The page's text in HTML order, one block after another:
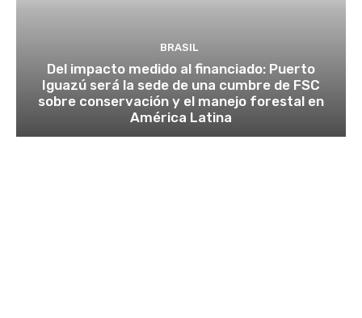
BRASIL
Del impacto medido al financiado: Puerto
Iguazú será la sede de una cumbre de FSC
sobre conservación y el manejo forestal en
América Latina